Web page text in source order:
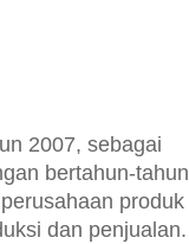
2007, sebagai
bertahun-tahun
produk
dan penjualan.